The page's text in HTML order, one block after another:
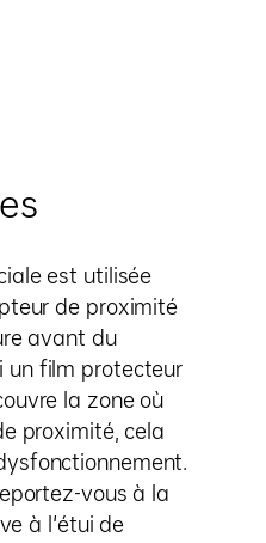
est utilisée
de proximité
avant du
un film protecteur
la zone où
proximité, cela
vous à la
à l'étui de